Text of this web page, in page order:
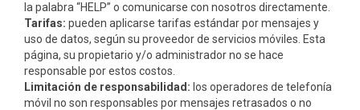
la palabra “HELP” o comunicarse con nosotros directamente.
Tarifas: pueden aplicarse tarifas estándar por mensajes y
uso de datos, según su proveedor de servicios móviles. Esta
página, su propietario y/o administrador no se hace
responsable por estos costos.
Limitación de responsabilidad: los operadores de telefonía
móvil no son responsables por mensajes retrasados o no